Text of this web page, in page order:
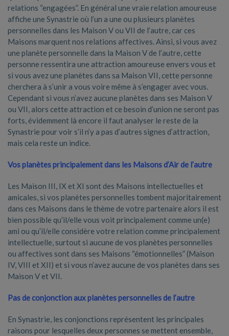
relations “engagées”. En général une vraie relation amoureuse
affiche une Synastrie où l’un a une ou plusieurs planètes
personnelles dans les Maison V ou VII de l’autre, car ces
Maisons marquent nos relations affectives. Ainsi, si vous avez
une planète personnelle dans la Maison V de l’autre, cette
personne ressentira une attraction amoureuse envers vous et
si vous avez une planètes dans sa Maison VII, cette personne
cherchera à s’unir a vous voire même à s’engager avec vous.
Cependant si vous n’avez aucune planètes dans ses Maison V
ou VII, alors cette attraction et ce besoin d’union ne seront pas
forts, évidemment là encore il faut analyser le reste de la
Synastrie pour voir s’il n’y a pas d’autres signes d’attraction,
mais cela reste un indice.
Vos planètes principalement dans les Maisons d’Air de l’autre
Les Maison III, IX et XI sont des Maisons intellectuelles et
amicales, si vos planètes personnelles tombent majoritairement
dans ces Maisons dans le thème de votre partenaire alors il est
bien possible qu’il/elle vous voit principalement comme un(e)
ami ou qu’il/elle considère votre relation comme principalement
intellectuelle, surtout si aucune de vos planètes personnelles
ou affectives sont dans ses Maisons “émotionnelles” (Maison
IV, VIII et XII) et si vous n’avez aucune de vos planètes dans ses
Maison V et VII.
Pas de conjonction aux planètes personnelles de l’autre
En Synastrie, les conjonctions représentent les principales
raisons pour lesquelles deux personnes se mettent ensemble,